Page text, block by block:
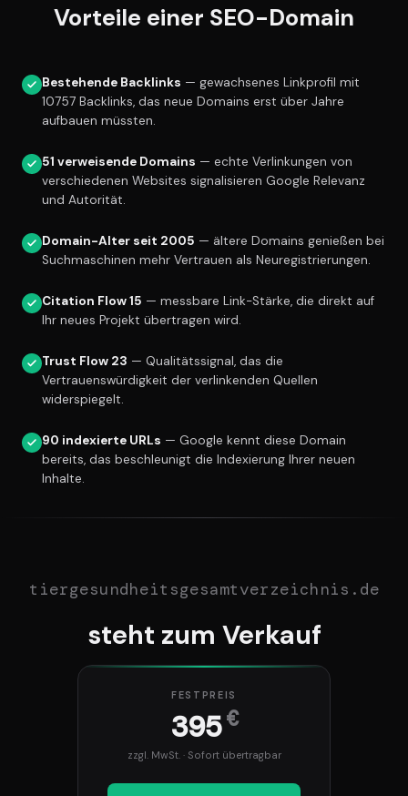
Vorteile einer SEO-Domain
Bestehende Backlinks — gewachsenes Linkprofil mit
10757 Backlinks, das neue Domains erst über Jahre
aufbauen müssten.
51 verweisende Domains — echte Verlinkungen von
verschiedenen Websites signalisieren Google Relevanz
und Autorität.
Domain-Alter seit 2005 — ältere Domains genießen bei
Suchmaschinen mehr Vertrauen als Neuregistrierungen.
Citation Flow 15 — messbare Link-Stärke, die direkt auf
Ihr neues Projekt übertragen wird.
Trust Flow 23 — Qualitätssignal, das die
Vertrauenswürdigkeit der verlinkenden Quellen
widerspiegelt.
90 indexierte URLs — Google kennt diese Domain
bereits, das beschleunigt die Indexierung Ihrer neuen
Inhalte.
tiergesundheitsgesamtverzeichnis.de
steht zum Verkauf
FESTPREIS
395€
zzgl. MwSt. · Sofort übertragbar